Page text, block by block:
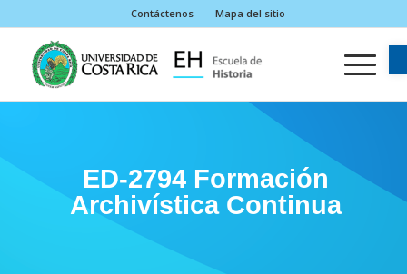
Contáctenos Mapa del sitio
ED-2794 Formación
Archivística Continua